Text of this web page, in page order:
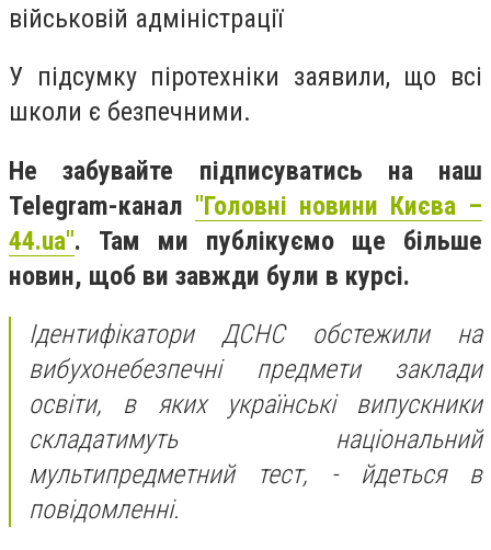
військовій адміністрації
У підсумку піротехніки заявили, що всі
школи є безпечними.
Не забувайте підписуватись на наш
Telegram-канал "Головні новини Києва –
44.ua". Там ми публікуємо ще більше
новин, щоб ви завжди були в курсі.
Ідентифікатори ДСНС обстежили на
вибухонебезпечні предмети заклади
освіти, в яких українські випускники
складатимуть національний
мультипредметний тест, - йдеться в
повідомленні.